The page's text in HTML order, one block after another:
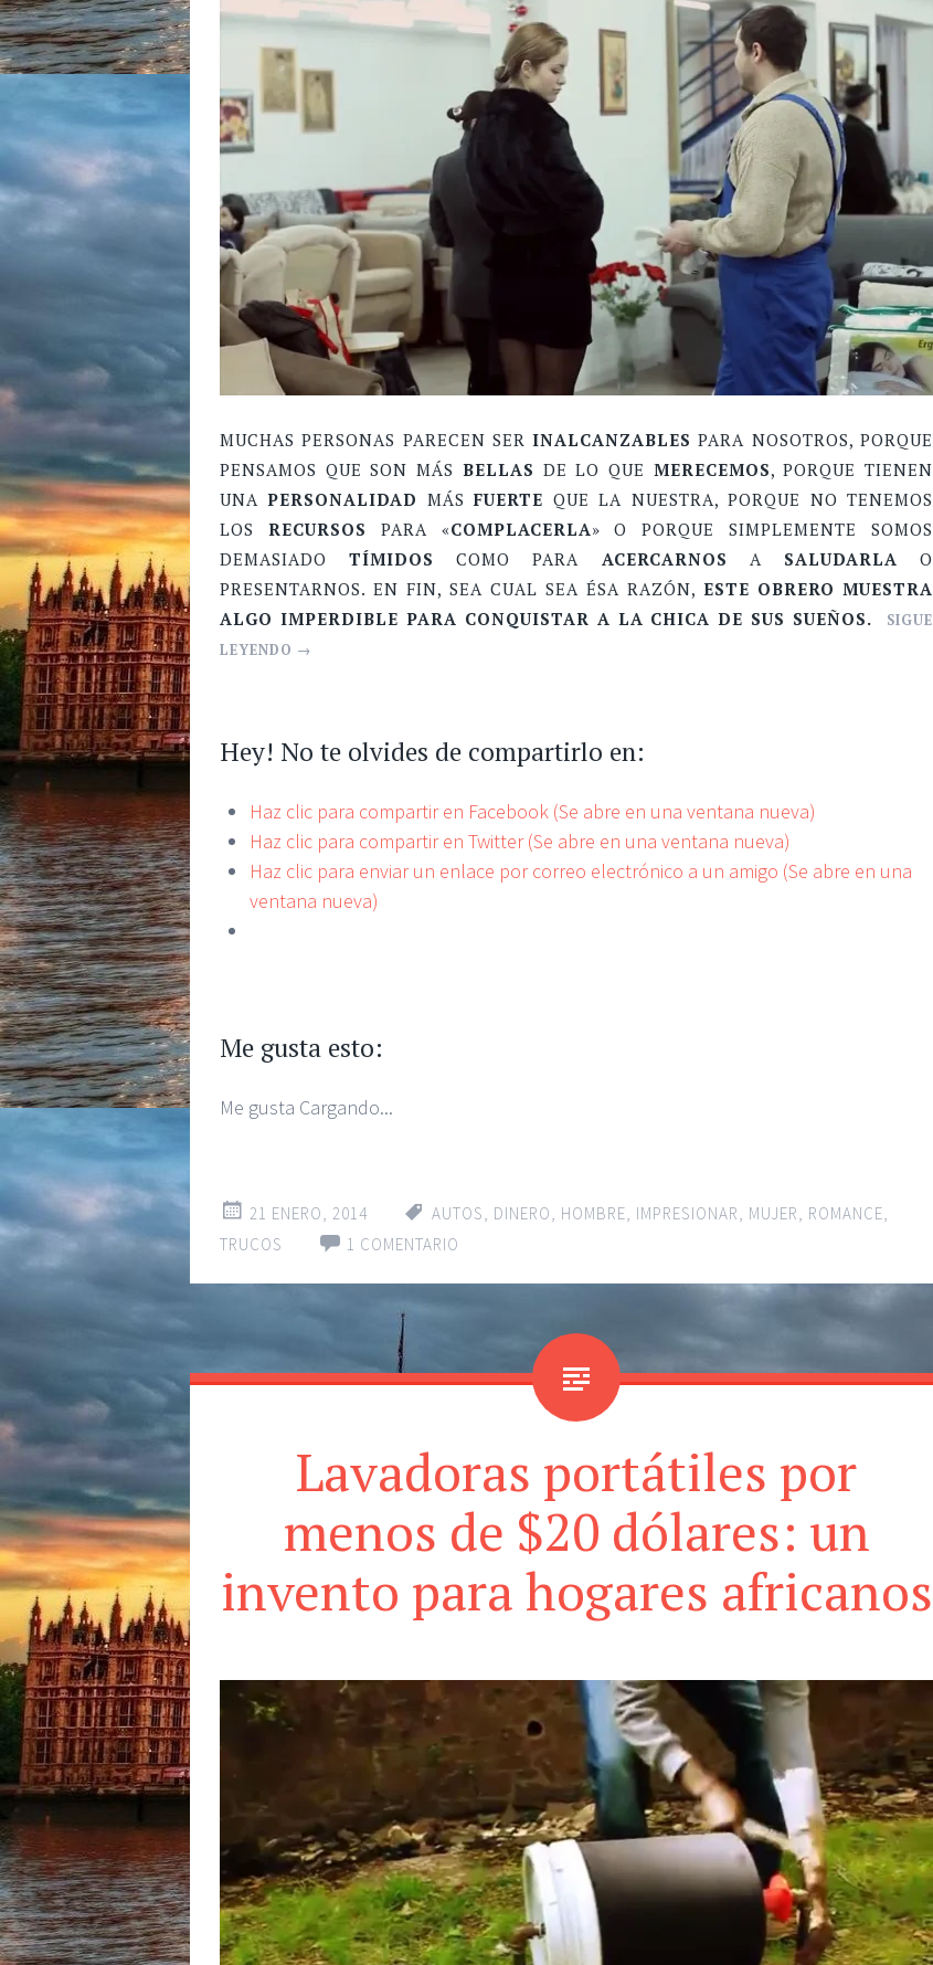
MUCHAS PERSONAS PARECEN SERINALCANZABLES PARA NOSOTROS, PORQUE
PENSAMOS QUE SON MÁS BELLAS DE LO QUE MERECEMOS, PORQUE TIENEN
UNAPERSONALIDAD MÁSFUERTE QUE LA NUESTRA, PORQUE NO TENEMOS
LOS RECURSOS PARA «COMPLACERLA» O PORQUE SIMPLEMENTE SOMOS
DEMASIADOTÍMIDOS COMO PARA ACERCARNOS A SALUDARLA O
PRESENTARNOS. EN FIN, SEA CUAL SEA ÉSA RAZÓN, ESTE OBRERO MUESTRA
ALGO IMPERDIBLE PARA CONQUISTAR A LA CHICA DE SUS SUEÑOS.
SIGUE
LEYENDO →
Hey! No te olvides de compartirlo en:
Haz clic para compartir en Facebook (Se abre en una ventana nueva)
Haz clic para compartir en Twitter (Se abre en una ventana nueva)
Haz clic para enviar un enlace por correo electrónico a un amigo (Se abre en una
ventana nueva)
Me gusta esto:
Me gusta Cargando...
21 ENERO, 2014 AUTOS, DINERO, HOMBRE, IMPRESIONAR, MUJER, ROMANCE,
TRUCOS
1 COMENTARIO
Lavadoras portátiles por
menos de $20 dólares: un
invento para hogares africanos